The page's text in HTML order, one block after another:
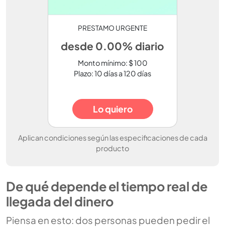
PRESTAMO URGENTE
desde 0.00% diario
Monto mínimo: $ 100
Plazo: 10 días a 120 días
Lo quiero
Aplican condiciones según las especificaciones de cada
producto
De qué depende el tiempo real de
llegada del dinero
Piensa en esto: dos personas pueden pedir el